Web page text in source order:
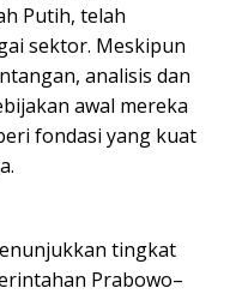
Putih, telah
sektor. Meskipun
analisis dan
awal mereka
fondasi yang kuat
tingkat
Prabowo–